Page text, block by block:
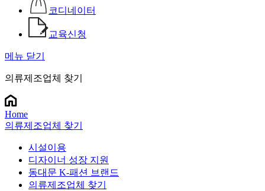
코디네이터
교육신청
메뉴 닫기
의류제조업체 찾기
Home
의류제조업체 찾기
시설이용
디자이너 성장 지원
동대문 K-패션 브랜드
의류제조업체 찾기